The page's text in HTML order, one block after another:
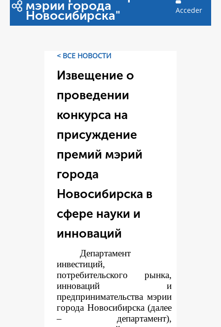
мэрии города
Новосибирска" Acceder
< ВСЕ НОВОСТИ
Извещение о
проведении
конкурса на
присуждение
премий мэрий
города
Новосибирска в
сфере науки и
инноваций
Департамент
инвестиций,
потребительского рынка,
инноваций и
предпринимательства мэрии
города Новосибирска (далее
– департамент),